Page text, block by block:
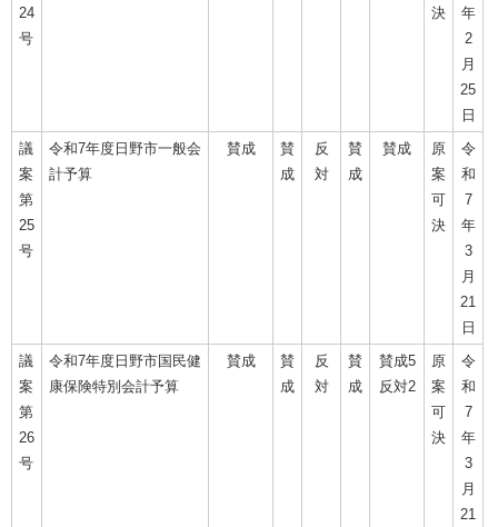
24
号
決
年
2
月
25
日
議
案
第
25
号
令和7年度日野市一般会
計予算
賛成
賛
成
反
対
賛
成
賛成
原
案
可
決
令
和
7
年
3
月
21
日
議
案
第
26
号
令和7年度日野市国民健
康保険特別会計予算
賛成
賛
成
反
対
賛
成
賛成5
反対2
原
案
可
決
令
和
7
年
3
月
21